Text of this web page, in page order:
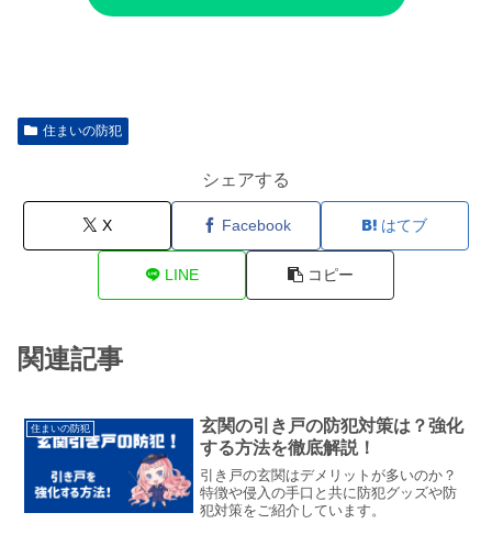
住まいの防犯
シェアする
X Facebook はてブ
LINE コピー
関連記事
住まいの防犯
玄関の引き戸の防犯対策は？強化
する方法を徹底解説！
引き戸の玄関はデメリットが多いのか？
特徴や侵入の手口と共に防犯グッズや防
犯対策をご紹介しています。